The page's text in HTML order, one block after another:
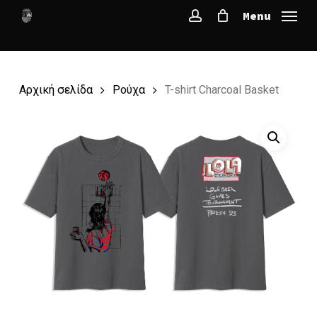
main
Menu
Αρχική σελίδα Ρούχα T-shirt Charcoal Basket